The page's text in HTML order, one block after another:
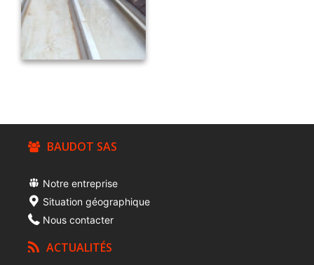
BAUDOT SAS
Notre entreprise
Situation géographique
Nous contacter
ACTUALITÉS